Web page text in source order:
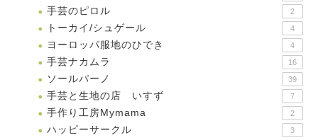
手芸のピロル 2
トーカイ/シュゲール 4
ヨーロッパ服地のひでき 4
手芸ナカムラ 16
ソールパーノ 39
手芸と生地の店 いすず 7
手作り工房Mymama 2
ハッピーサークル 3